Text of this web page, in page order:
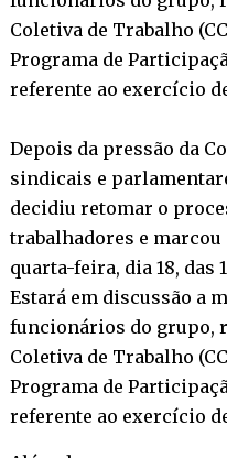
Coletiva de Trabalho
Programa de
referente ao exercício
Depois da pressão da
sindicais e
decidiu retomar o
trabalhadores e
quarta-feira, dia 18, das
Estará em discussão a
funcionários do grupo,
Coletiva de Trabalho
Programa de
referente ao exercício